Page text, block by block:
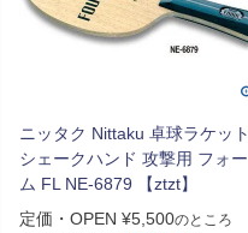
ニッタク Nittaku 卓球ラケット
シェークハンド 攻撃用 フォー
ム FL NE-6879 【ztzt】
定価・OPEN ¥5,500のところ